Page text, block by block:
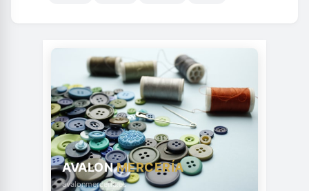
AVALONMERCERÍA
avalonmerceria.es